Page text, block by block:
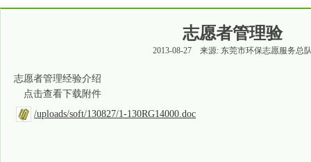
志愿者管理验
2013-08-27 来源: 东莞市环保志愿服务总
志愿者管理经验介绍
点击查看下载附件
/uploads/soft/130827/1-130RG14000.doc